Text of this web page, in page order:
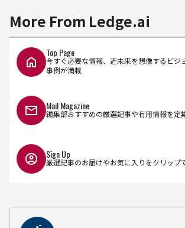
More From Ledge.ai
Top Page
今すぐ必要な情報、近未来を想像するビジ
事例が満載
Mail Magazine
編集部おすすめの厳選記事や有用情報を定
Sign Up
厳選記事のお届けやお気に入りをクリップ